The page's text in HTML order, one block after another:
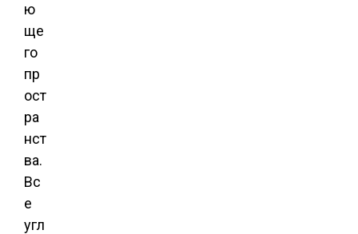
ю
ще
го
пр
ост
ра
нст
ва.
Вс
е
угл